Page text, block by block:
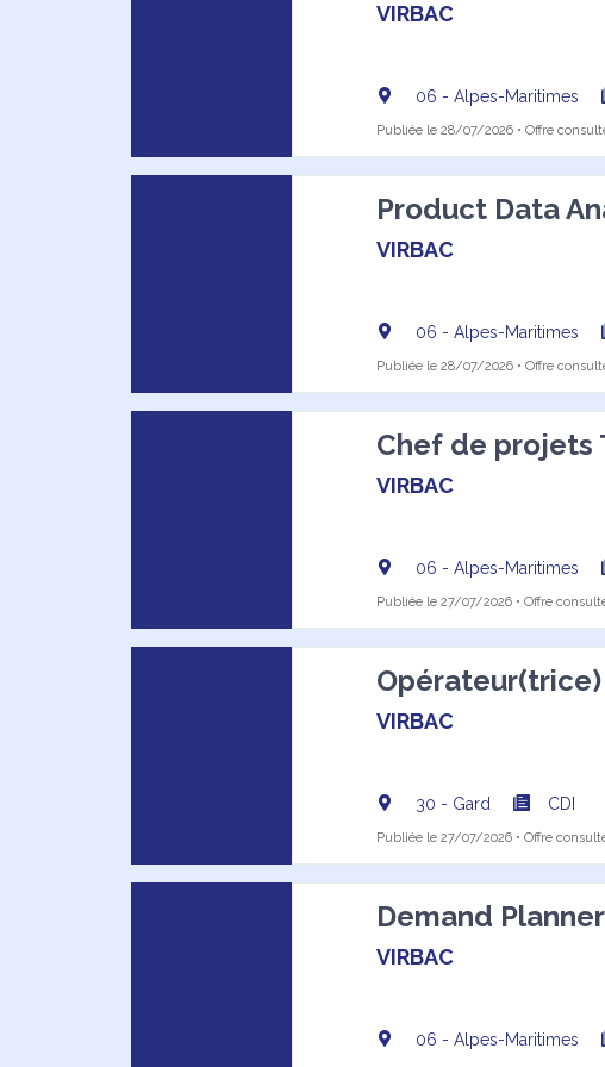
VIRBAC
06 - Alpes-Maritimes
Publiée le 28/07/2026 • Offre
Product Data
VIRBAC
06 - Alpes-Maritimes
Publiée le 28/07/2026 • Offre
Chef de projets
VIRBAC
06 - Alpes-Maritimes
Publiée le 27/07/2026 • Offre
VIRBAC
30 - Gard CDI
Publiée le 27/07/2026 • Offre
Demand
VIRBAC
06 - Alpes-Maritimes